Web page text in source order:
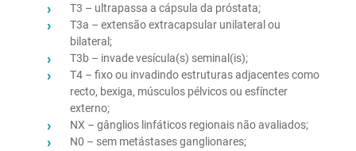
T3 – ultrapassa a cápsula da próstata;
T3a – extensão extracapsular unilateral ou
bilateral;
T3b – invade vesícula(s) seminal(is);
T4 – fixo ou invadindo estruturas adjacentes como
recto, bexiga, músculos pélvicos ou esfíncter
externo;
NX – gânglios linfáticos regionais não avaliados;
N0 – sem metástases ganglionares;